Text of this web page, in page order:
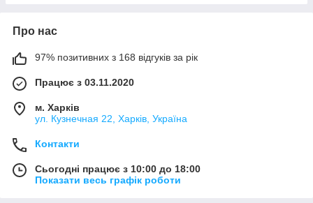
Про нас
97% позитивних з 168 відгуків за рік
Працює з 03.11.2020
м. Харків
ул. Кузнечная 22, Харків, Україна
Контакти
Сьогодні працює з 10:00 до 18:00
Показати весь графік роботи